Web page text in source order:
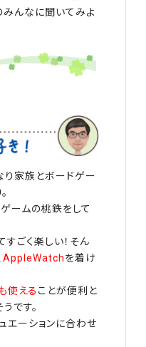
みんなに聞いてみよ
り家族とボードゲー
ームの桃鉄をして
ごく楽しい！そん
AppleWatchを着け
使える ことが便利と
です。
エーションに合わせ